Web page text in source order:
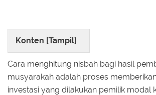
Konten [Tampil]
Cara menghitung nisbah bagi hasil
musyarakah adalah proses
investasi yang dilakukan pemilik modal